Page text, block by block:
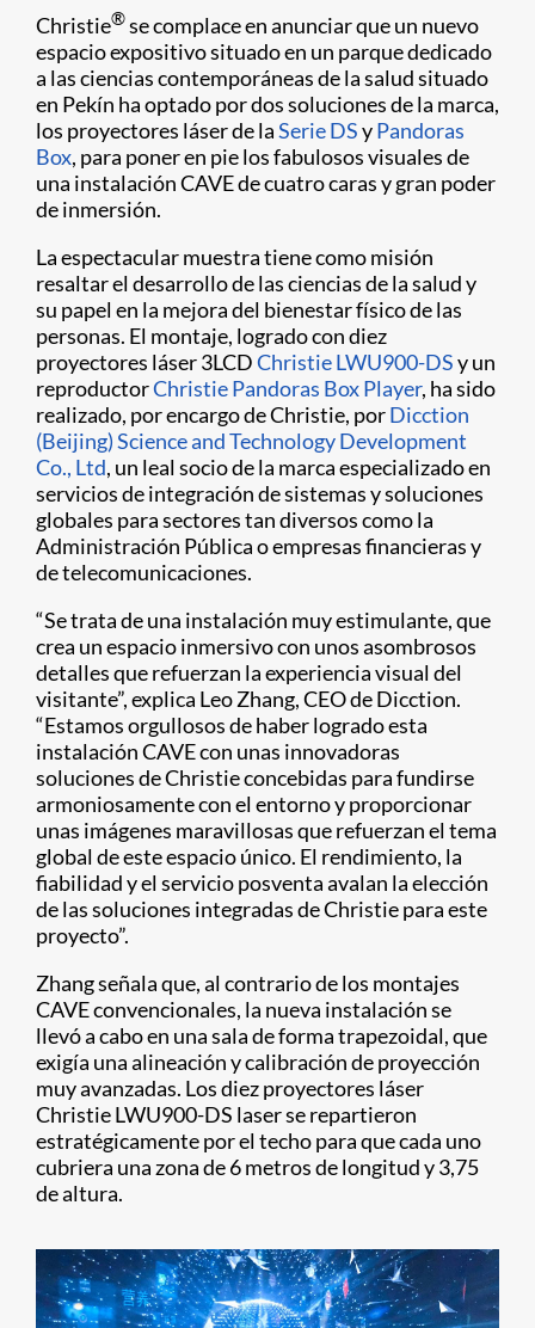
Christie®se complace en anunciar que un nuevo
espacio expositivo situado en un parque dedicado
a las ciencias contemporáneas de la salud situado
en Pekín ha optado por dos soluciones de la marca,
los proyectores láser de laSerie DSyPandoras
Box, para poner en pie los fabulosos visuales de
una instalación CAVE de cuatro caras y gran poder
de inmersión.
La espectacular muestra tiene como misión
resaltar el desarrollo de las ciencias de la salud y
su papel en la mejora del bienestar físico de las
personas. El montaje, logrado con diez
proyectores láser 3LCDChristie LWU900-DSy un
reproductorChristie Pandoras Box Player, ha sido
realizado, por encargo de Christie, porDicction
(Beijing) Science and Technology Development
Co., Ltd, un leal socio de la marca especializado en
servicios de integración de sistemas y soluciones
globales para sectores tan diversos como la
Administración Pública o empresas financieras y
de telecomunicaciones.
“Se trata de una instalación muy estimulante, que
crea un espacio inmersivo con unos asombrosos
detalles que refuerzan la experiencia visual del
visitante”, explica Leo Zhang, CEO de Dicction.
“Estamos orgullosos de haber logrado esta
instalación CAVE con unas innovadoras
soluciones de Christie concebidas para fundirse
armoniosamente con el entorno y proporcionar
unas imágenes maravillosas que refuerzan el tema
global de este espacio único. El rendimiento, la
fiabilidad y el servicio posventa avalan la elección
de las soluciones integradas de Christie para este
proyecto”.
Zhang señala que, al contrario de los montajes
CAVE convencionales, la nueva instalación se
llevó a cabo en una sala de forma trapezoidal, que
exigía una alineación y calibración de proyección
muy avanzadas. Los diez proyectores láser
Christie LWU900-DS laser se repartieron
estratégicamente por el techo para que cada uno
cubriera una zona de 6 metros de longitud y 3,75
de altura.